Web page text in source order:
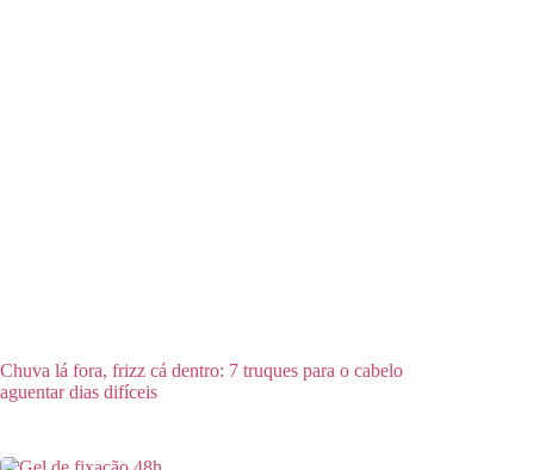
Chuva lá fora, frizz cá dentro: 7 truques para o cabelo
aguentar dias difíceis